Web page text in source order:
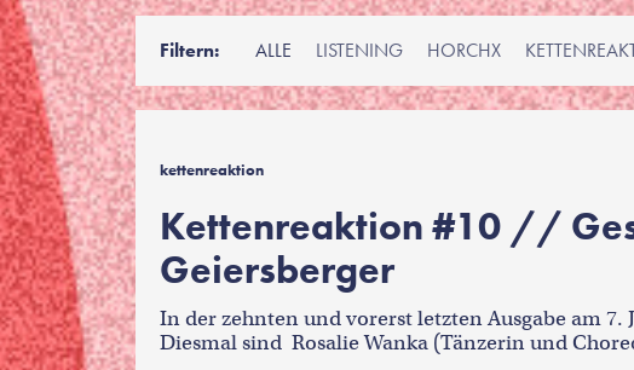
Filtern: ALLE LISTENING HORCHX
kettenreaktion
Kettenreaktion #10 //
Geiersberger
In der zehnten und vorerst letzten Ausgabe am
Diesmal sind Rosalie Wanka (Tänzerin und